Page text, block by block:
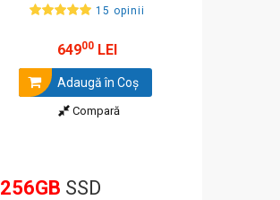
15 opinii
64900LEI
Adaugă în Coş
Compară
256GB SSD